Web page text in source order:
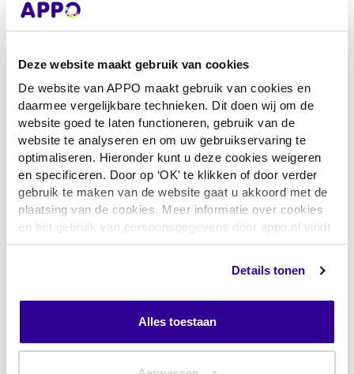
Deze website maakt gebruik van cookies
De website van APPO maakt gebruik van cookies en
daarmee vergelijkbare technieken. Dit doen wij om de
website goed te laten functioneren, gebruik van de
website te analyseren en om uw gebruikservaring te
optimaliseren. Hieronder kunt u deze cookies weigeren
en specificeren. Door op ‘OK’ te klikken of door verder
gebruik te maken van de website gaat u akkoord met de
plaatsing van de cookies. Meer informatie over cookies
en het gebruik van persoonsgegevens door appo.nl vindt
uhier
Details tonen
Alles toestaan
andere materialen
bestellen?
Wil je dit basispakket bestellen, eventueel met
losse materialen?
Gebruik het bestelformulier via de bestelbutton.
Download de assortimentslijst voor het
assortiment losse TPV infuusmaterialen.
Download assortimentslijst